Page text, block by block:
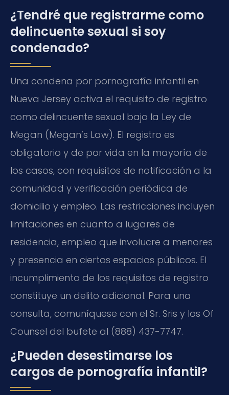
¿Tendré que registrarme como
delincuente sexual si soy
condenado?
Una condena por pornografía infantil en
Nueva Jersey activa el requisito de registro
como delincuente sexual bajo la Ley de
Megan (Megan’s Law). El registro es
obligatorio y de por vida en la mayoría de
los casos, con requisitos de notificación a la
comunidad y verificación periódica de
domicilio y empleo. Las restricciones incluyen
limitaciones en cuanto a lugares de
residencia, empleo que involucre a menores
y presencia en ciertos espacios públicos. El
incumplimiento de los requisitos de registro
constituye un delito adicional. Para una
consulta, comuníquese con el Sr. Sris y los Of
Counsel del bufete al (888) 437-7747.
¿Pueden desestimarse los
cargos de pornografía infantil?